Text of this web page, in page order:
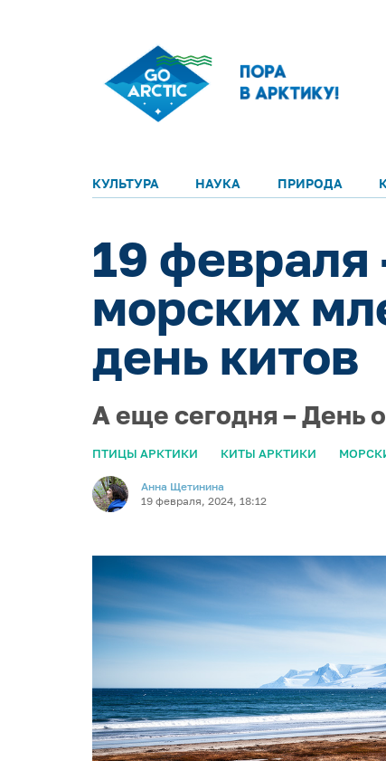
КУЛЬТУРА НАУКА ПРИРОДА
19
морских
день китов
А еще сегодня – День
ПТИЦЫ АРКТИКИ КИТЫ АРКТИКИ
Анна Щетинина
19 февраля, 2024, 18:12